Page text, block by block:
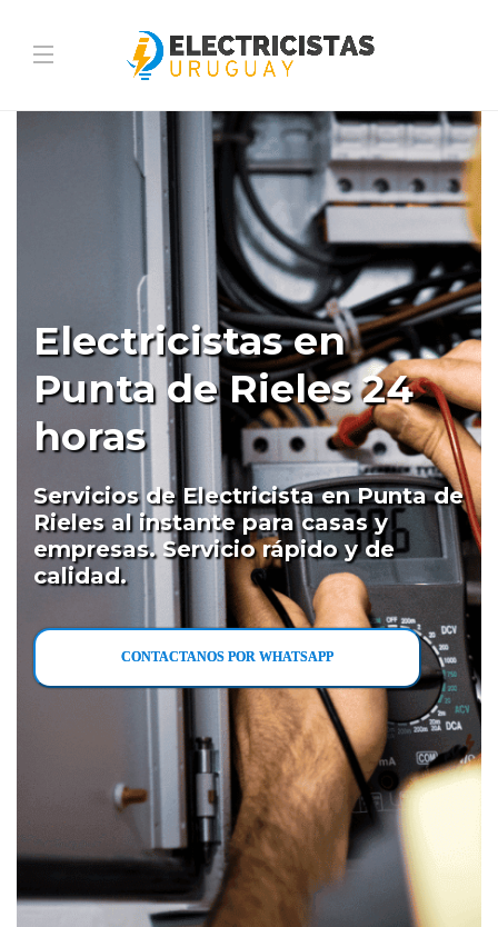
Electricistas en
Punta de Rieles 24
horas
Servicios de Electricista en Punta de
Rieles al instante para casas y
empresas. Servicio rápido y de
calidad.
CONTACTANOS POR WHATSAPP